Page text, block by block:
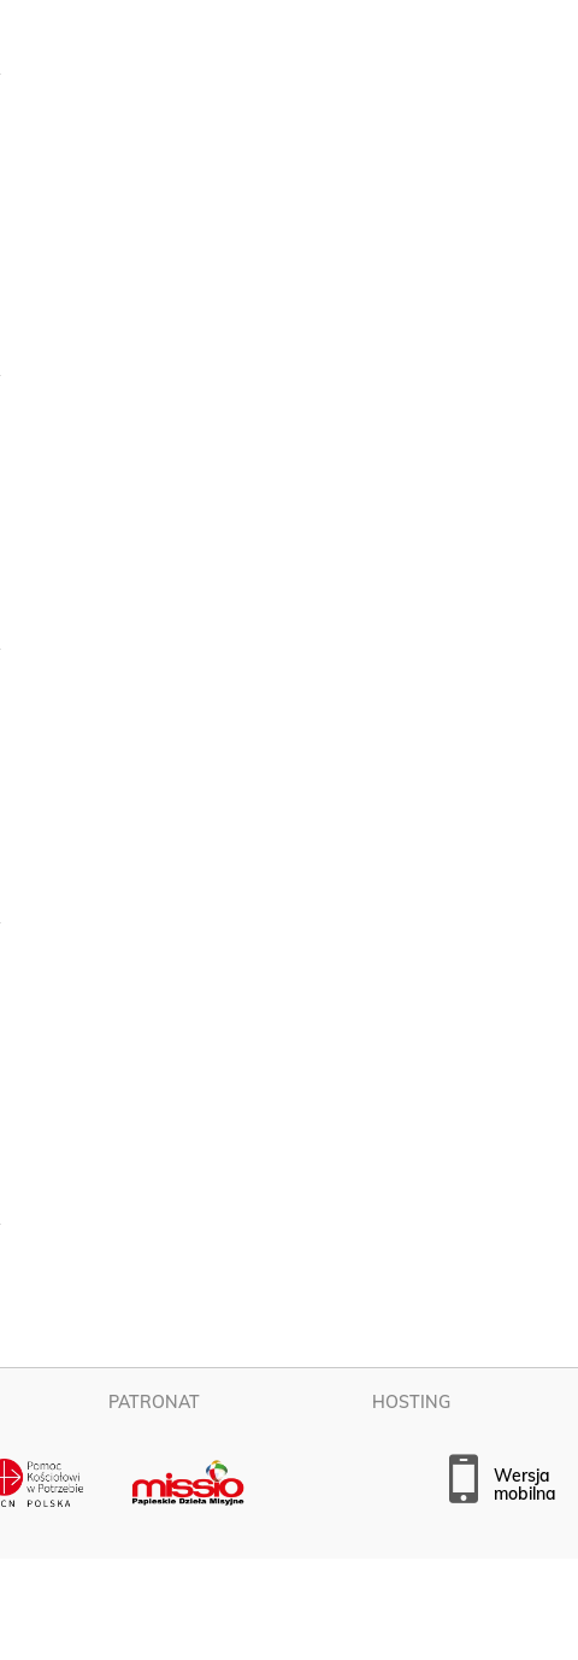
PATRONAT HOSTING
wersja
mobilna